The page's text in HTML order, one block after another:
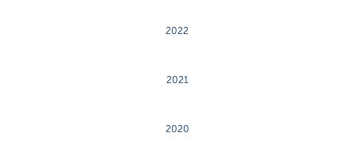
2022
2021
2020